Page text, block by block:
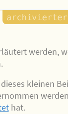
werden,
kleinen
hat.